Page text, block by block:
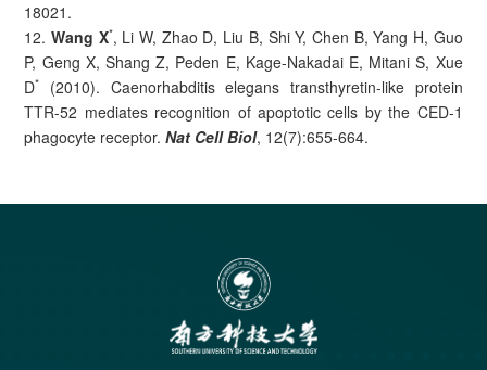
18021.
12.Wang X*, Li W, Zhao D, Liu B, Shi Y, Chen B, Yang H, Guo
P, Geng X, Shang Z, Peden E, Kage-Nakadai E, Mitani S, Xue
D*
(2010). Caenorhabditis elegans transthyretin-like protein
TTR-52 mediates recognition of apoptotic cells by the CED-1
phagocyte receptor.Nat Cell Biol, 12(7):655-664.